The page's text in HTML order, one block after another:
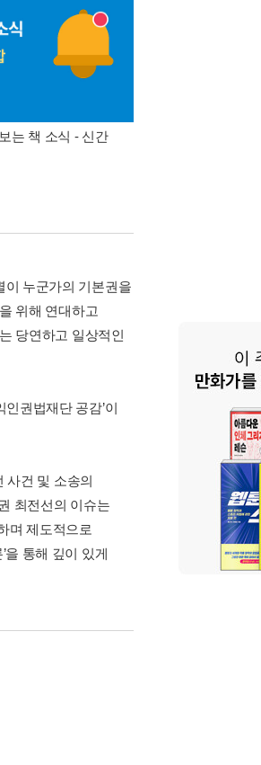
는 책 소식 - 신간
이 누군가의 기본권을
위해 연대하고
당연하고 일상적인
권법재단 공감’이
사건 및 소송의
최전선의 이슈는
며 제도적으로
을 통해 깊이 있게